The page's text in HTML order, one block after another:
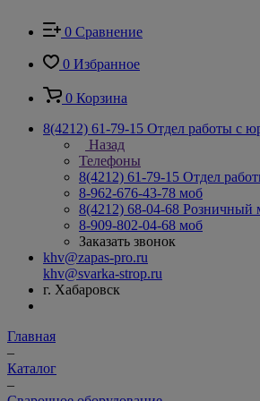
0 Сравнение
0 Избранное
0 Корзина
8(4212) 61-79-15 Отдел работы с
Назад
Телефоны
8(4212) 61-79-15 Отдел
8-962-676-43-78 моб
8(4212) 68-04-68 Розничный
8-909-802-04-68 моб
Заказать звонок
khv@zapas-pro.ru
khv@svarka-strop.ru
г. Хабаровск
Главная
–
Каталог
–